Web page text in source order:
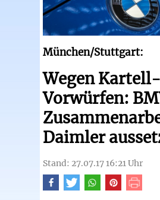
München/Stuttgart:
Wegen Kartell-
Vorwürfen:
Daimler
Stand: 27.07.17 16:21 Uhr